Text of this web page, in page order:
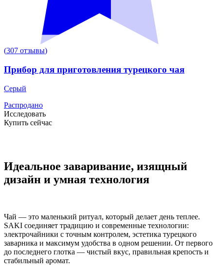
(307 отзывы)
Прибор для приготовления турецкого чая
Серый
Распродано
Исследовать
Купить сейчас
Идеальное заваривание, изящный
дизайн и умная технология
Чай — это маленький ритуал, который делает день теплее.
SAKI соединяет традицию и современные технологии:
электрочайники с точным контролем, эстетика турецкого
заварника и максимум удобства в одном решении. От первого
до последнего глотка — чистый вкус, правильная крепость и
стабильный аромат.